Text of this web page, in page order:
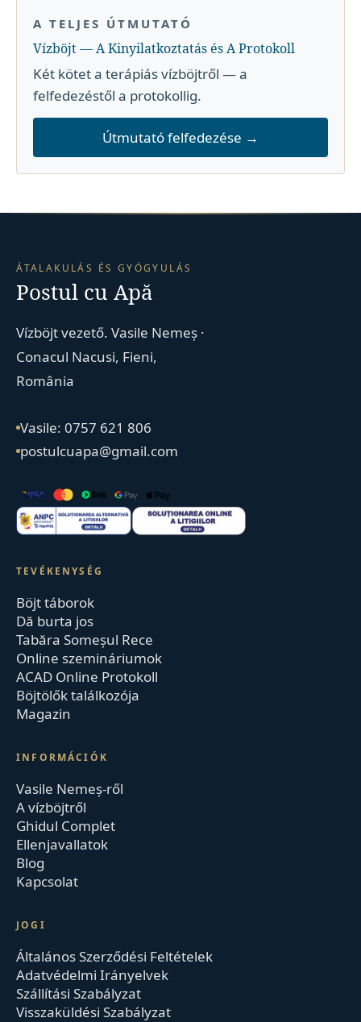
A TELJES ÚTMUTATÓ
Vízböjt — A Kinyilatkoztatás és A Protokoll
Két kötet a terápiás vízböjtről — a
felfedezéstől a protokollig.
Útmutató felfedezése →
ÁTALAKULÁS ÉS GYÓGYULÁS
Postul cu Apă
Vízböjt vezető. Vasile Nemeș ·
Conacul Nacusi, Fieni,
România
Vasile: 0757 621 806
postulcuapa@gmail.com
TEVÉKENYSÉG
Böjt táborok
Dă burta jos
Tabăra Someșul Rece
Online szemináriumok
ACAD Online Protokoll
Böjtölők találkozója
Magazin
INFORMÁCIÓK
Vasile Nemeș-ről
A vízböjtről
Ghidul Complet
Ellenjavallatok
Blog
Kapcsolat
JOGI
Általános Szerződési Feltételek
Adatvédelmi Irányelvek
Szállítási Szabályzat
Visszaküldési Szabályzat